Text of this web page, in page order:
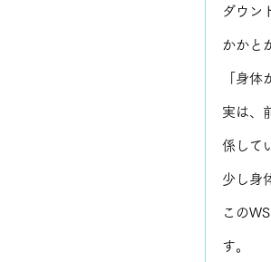
ダウン
かかと
「身
実は、
係して
少し身
この
す。